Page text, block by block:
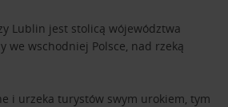
Lublin jest stolicą wójewództwa
we wschodniej Polsce, nad rzeką
i urzeka turystów swym urokiem, tym